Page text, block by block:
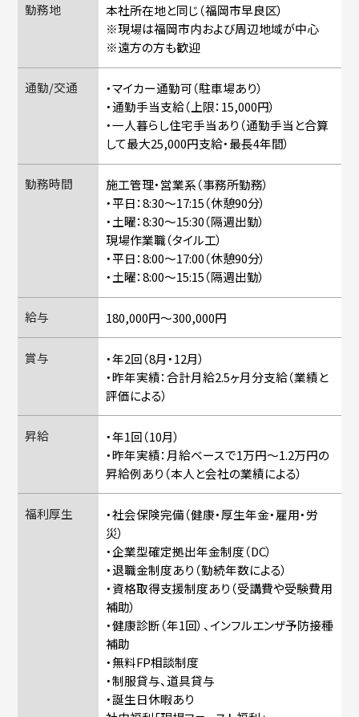
勤務地
本社所在地と同じ（福岡市早良区）
※現場は福岡市内および周辺地域が中心
※遠方の方も歓迎
通勤/交通
・マイカー通勤可（駐車場あり）
・通勤手当支給（上限：15,000円）
・一人暮らし住宅手当あり（通勤手当と合算
して最大25,000円支給・最長4年間）
勤務時間
施工管理・営業系（事務所勤務）
・平日：8:30〜17:15（休憩90分）
・土曜：8:30〜15:30（隔週出勤）
現場作業職（タイル工）
・平日：8:00〜17:00（休憩90分）
・土曜：8:00〜15:15（隔週出勤）
給与 180,000円〜300,000円
賞与
・年2回（8月・12月）
・昨年実績：合計月給2.5ヶ月分支給（業績と
評価による）
昇給
・年1回（10月）
・昨年実績：月給ベースで1万円〜1.2万円の
昇給例あり（本人と会社の業績による）
福利厚生
・社会保険完備（健康・厚生年金・雇用・労
災）
・企業型確定拠出年金制度（DC）
・退職金制度あり（勤続年数による）
・資格取得支援制度あり（受講費や受験費用
補助）
・健康診断（年1回）、インフルエンザ予防接種
補助
・無料FP相談制度
・制服貸与、道具貸与
・誕生日休暇あり